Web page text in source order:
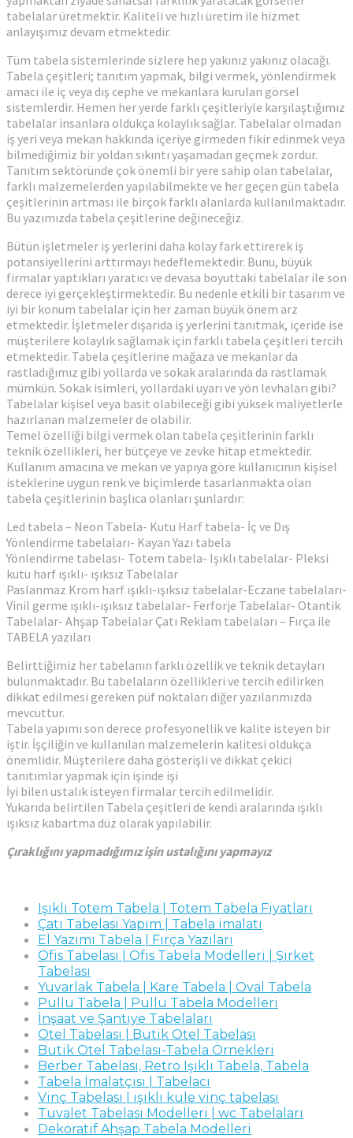
tabelalar üretmektir. Kaliteli ve hızlı üretim ile hizmet
anlayışımız devam etmektedir.
Tüm tabela sistemlerinde sizlere hep yakınız yakınız olacağı.
Tabela çeşitleri; tanıtım yapmak, bilgi vermek, yönlendirmek
amacı ile iç veya dış cephe ve mekanlara kurulan görsel
sistemlerdir. Hemen her yerde farklı çeşitleriyle karşılaştığımız
tabelalar insanlara oldukça kolaylık sağlar. Tabelalar olmadan
iş yeri veya mekan hakkında içeriye girmeden fikir edinmek veya
bilmediğimiz bir yoldan sıkıntı yaşamadan geçmek zordur.
Tanıtım sektöründe çok önemli bir yere sahip olan tabelalar,
farklı malzemelerden yapılabilmekte ve her geçen gün tabela
çeşitlerinin artması ile birçok farklı alanlarda kullanılmaktadır.
Bu yazımızda tabela çeşitlerine değineceğiz.
Bütün işletmeler iş yerlerini daha kolay fark ettirerek iş
potansiyellerini arttırmayı hedeflemektedir. Bunu, büyük
firmalar yaptıkları yaratıcı ve devasa boyuttaki tabelalar ile son
derece iyi gerçekleştirmektedir. Bu nedenle etkili bir tasarım ve
iyi bir konum tabelalar için her zaman büyük önem arz
etmektedir. İşletmeler dışarıda iş yerlerini tanıtmak, içeride ise
müşterilere kolaylık sağlamak için farklı tabela çeşitleri tercih
etmektedir. Tabela çeşitlerine mağaza ve mekanlar da
rastladığımız gibi yollarda ve sokak aralarında da rastlamak
mümkün. Sokak isimleri, yollardaki uyarı ve yön levhaları gibi?
Tabelalar kişisel veya basit olabileceği gibi yüksek maliyetlerle
hazırlanan malzemeler de olabilir.
Temel özelliği bilgi vermek olan tabela çeşitlerinin farklı
teknik özellikleri, her bütçeye ve zevke hitap etmektedir.
Kullanım amacına ve mekan ve yapıya göre kullanıcının kişisel
isteklerine uygun renk ve biçimlerde tasarlanmakta olan
tabela çeşitlerinin başlıca olanları şunlardır:
Led tabela – Neon Tabela- Kutu Harf tabela- İç ve Dış
Yönlendirme tabelaları- Kayan Yazı tabela
Yönlendirme tabelası- Totem tabela- Işıklı tabelalar- Pleksi
kutu harf ışıklı- ışıksız Tabelalar
Paslanmaz Krom harf ışıklı-ışıksız tabelalar-Eczane tabelaları-
Vinil germe ışıklı-ışıksız tabelalar- Ferforje Tabelalar- Otantik
Tabelalar- Ahşap Tabelalar Çatı Reklam tabelaları – Fırça ile
TABELA yazıları
Belirttiğimiz her tabelanın farklı özellik ve teknik detayları
bulunmaktadır. Bu tabelaların özellikleri ve tercih edilirken
dikkat edilmesi gereken püf noktaları diğer yazılarımızda
mevcuttur.
Tabela yapımı son derece profesyonellik ve kalite isteyen bir
iştir. İşçiliğin ve kullanılan malzemelerin kalitesi oldukça
önemlidir. Müşterilere daha gösterişli ve dikkat çekici
tanıtımlar yapmak için işinde işi
İyi bilen ustalık isteyen firmalar tercih edilmelidir.
Yukarıda belirtilen Tabela çeşitleri de kendi aralarında ışıklı
ışıksız kabartma düz olarak yapılabilir.
Çıraklığını yapmadığımız işin ustalığını yapmayız
Işıklı Totem Tabela | Totem Tabela Fiyatları
Çatı Tabelası Yapım | Tabela imalatı
El Yazımı Tabela | Fırça Yazıları
Ofis Tabelası | Ofis Tabela Modelleri | Şirket
Tabelası
Yuvarlak Tabela | Kare Tabela | Oval Tabela
Pullu Tabela | Pullu Tabela Modelleri
İnşaat ve Şantiye Tabelaları
Otel Tabelası | Butik Otel Tabelası
Butik Otel Tabelası-Tabela Örnekleri
Berber Tabelası, Retro Işıklı Tabela, Tabela
Tabela İmalatçısı | Tabelacı
Vinç Tabelası | ışıklı kule vinç tabelası
Tuvalet Tabelası Modelleri | wc Tabelaları
Dekoratif Ahşap Tabela Modelleri